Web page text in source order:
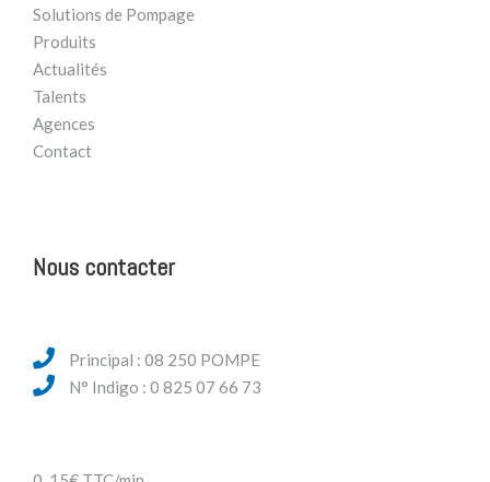
Solutions de Pompage
Produits
Actualités
Talents
Agences
Contact
Nous contacter
Principal : 08 250 POMPE
N° Indigo : 0 825 07 66 73